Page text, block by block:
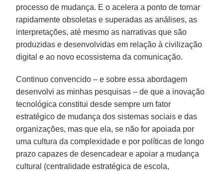
processo de mudança. E o acelera a ponto de tornar
rapidamente obsoletas e superadas as análises, as
interpretações, até mesmo as narrativas que são
produzidas e desenvolvidas em relação à civilização
digital e ao novo ecossistema da comunicação.
Continuo convencido – e sobre essa abordagem
desenvolvi as minhas pesquisas – de que a inovação
tecnológica constitui desde sempre um fator
estratégico de mudança dos sistemas sociais e das
organizações, mas que ela, se não for apoiada por
uma cultura da complexidade e por políticas de longo
prazo capazes de desencadear e apoiar a mudança
cultural (centralidade estratégica de escola,